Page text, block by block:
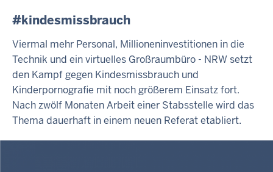
#kindesmissbrauch
Viermal mehr Personal, Millioneninvestitionen in die
Technik und ein virtuelles Großraumbüro - NRW setzt
den Kampf gegen Kindesmissbrauch und
Kinderpornografie mit noch größerem Einsatz fort.
Nach zwölf Monaten Arbeit einer Stabsstelle wird das
Thema dauerhaft in einem neuen Referat etabliert.